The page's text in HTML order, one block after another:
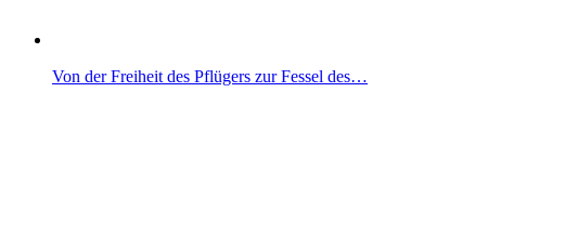
Von der Freiheit des Pflügers zur Fessel des…